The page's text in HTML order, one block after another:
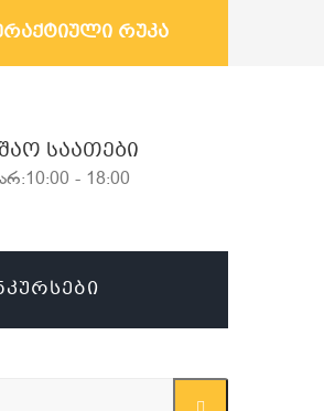
რუკა
ᲡᲐᲐᲗᲔᲑᲘ
- 18:00